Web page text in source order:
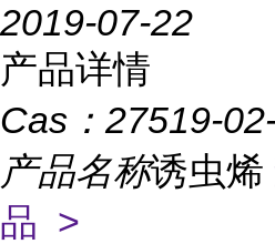
2019-07-22
产品详情
Cas： 27519-
产品名称诱虫烯
品 >